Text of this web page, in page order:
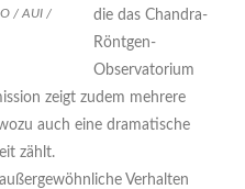
/ AUI /
die das Chandra-
Röntgen-
Observatorium
zeigt zudem mehrere
auch eine dramatische
zählt.
Verhalten